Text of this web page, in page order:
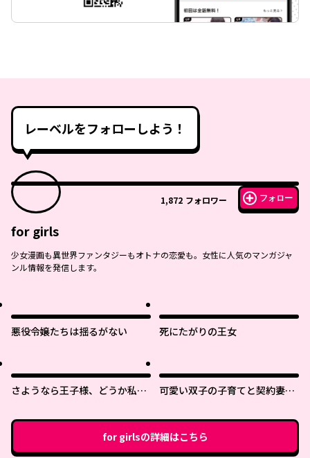
レーベルをフォローしよう！
1,872 フォロワー フォロー
for girls
少女漫画も異世界ファンタジーもオトナの恋愛も。女性に人気のマンガジャ
ンル情報を発信します。
悪役令嬢たちは揺るがない 死にたがりの王女
さようなら王子様、どうか私の
可愛い双子の子育てと契約妻は
for girlsの詳細はこちら